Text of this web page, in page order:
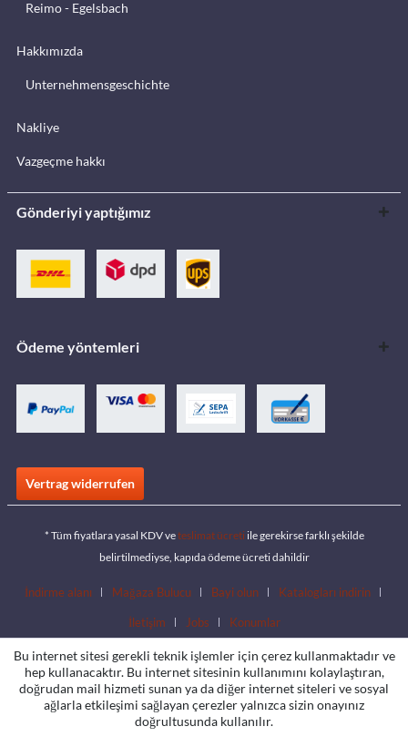
Reimo - Egelsbach
Hakkımızda
Unternehmensgeschichte
Nakliye
Vazgeçme hakkı
Gönderiyi yaptığımız
Ödeme yöntemleri
Vertrag widerrufen
* Tüm fiyatlara yasal KDV veteslimat ücreti ile gerekirse farklı şekilde
belirtilmediyse, kapıda ödeme ücreti dahildir
İndirme alanı Mağaza Bulucu Bayi olun Katalogları indirin
İletişim Jobs Konumlar
Bu internet sitesi gerekli teknik işlemler için çerez kullanmaktadır ve
hep kullanacaktır. Bu internet sitesinin kullanımını kolaylaştıran,
doğrudan mail hizmeti sunan ya da diğer internet siteleri ve sosyal
ağlarla etkileşimi sağlayan çerezler yalnızca sizin onayınız
doğrultusunda kullanılır.